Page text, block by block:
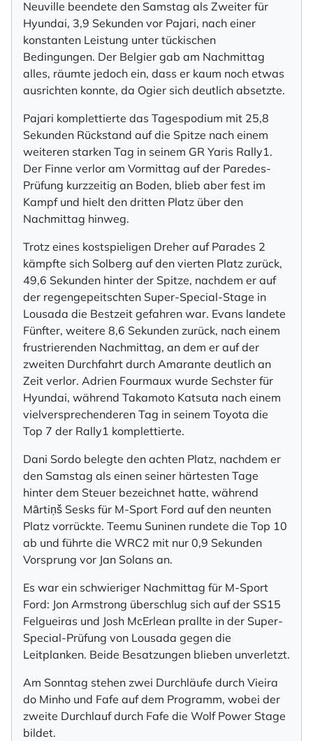
Neuville beendete den Samstag als Zweiter für
Hyundai, 3,9 Sekunden vor Pajari, nach einer
konstanten Leistung unter tückischen
Bedingungen. Der Belgier gab am Nachmittag
alles, räumte jedoch ein, dass er kaum noch etwas
ausrichten konnte, da Ogier sich deutlich absetzte.
Pajari komplettierte das Tagespodium mit 25,8
Sekunden Rückstand auf die Spitze nach einem
weiteren starken Tag in seinem GR Yaris Rally1.
Der Finne verlor am Vormittag auf der Paredes-
Prüfung kurzzeitig an Boden, blieb aber fest im
Kampf und hielt den dritten Platz über den
Nachmittag hinweg.
Trotz eines kostspieligen Dreher auf Parades 2
kämpfte sich Solberg auf den vierten Platz zurück,
49,6 Sekunden hinter der Spitze, nachdem er auf
der regengepeitschten Super-Special-Stage in
Lousada die Bestzeit gefahren war. Evans landete
Fünfter, weitere 8,6 Sekunden zurück, nach einem
frustrierenden Nachmittag, an dem er auf der
zweiten Durchfahrt durch Amarante deutlich an
Zeit verlor. Adrien Fourmaux wurde Sechster für
Hyundai, während Takamoto Katsuta nach einem
vielversprechenderen Tag in seinem Toyota die
Top 7 der Rally1 komplettierte.
Dani Sordo belegte den achten Platz, nachdem er
den Samstag als einen seiner härtesten Tage
hinter dem Steuer bezeichnet hatte, während
Mārtiņš Sesks für M-Sport Ford auf den neunten
Platz vorrückte. Teemu Suninen rundete die Top 10
ab und führte die WRC2 mit nur 0,9 Sekunden
Vorsprung vor Jan Solans an.
Es war ein schwieriger Nachmittag für M-Sport
Ford: Jon Armstrong überschlug sich auf der SS15
Felgueiras und Josh McErlean prallte in der Super-
Special-Prüfung von Lousada gegen die
Leitplanken. Beide Besatzungen blieben unverletzt.
Am Sonntag stehen zwei Durchläufe durch Vieira
do Minho und Fafe auf dem Programm, wobei der
zweite Durchlauf durch Fafe die Wolf Power Stage
bildet.